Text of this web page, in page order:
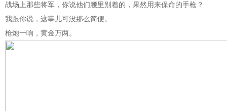
战场上那些将军，你说他们腰里别着的，果然用来保命的手枪？
我跟你说，这事儿可没那么简便。
枪炮一响，黄金万两。